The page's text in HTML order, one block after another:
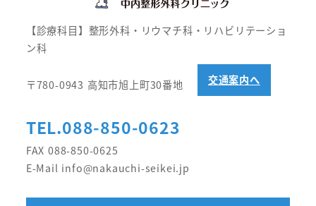
【診療科目】整形外科・リウマチ科・リハビリテーショ
ン科
〒780-0943 高知市旭上町30番地 交通案内へ
TEL.088-850-0623
FAX 088-850-0625
E-Mail info@nakauchi-seikei.jp